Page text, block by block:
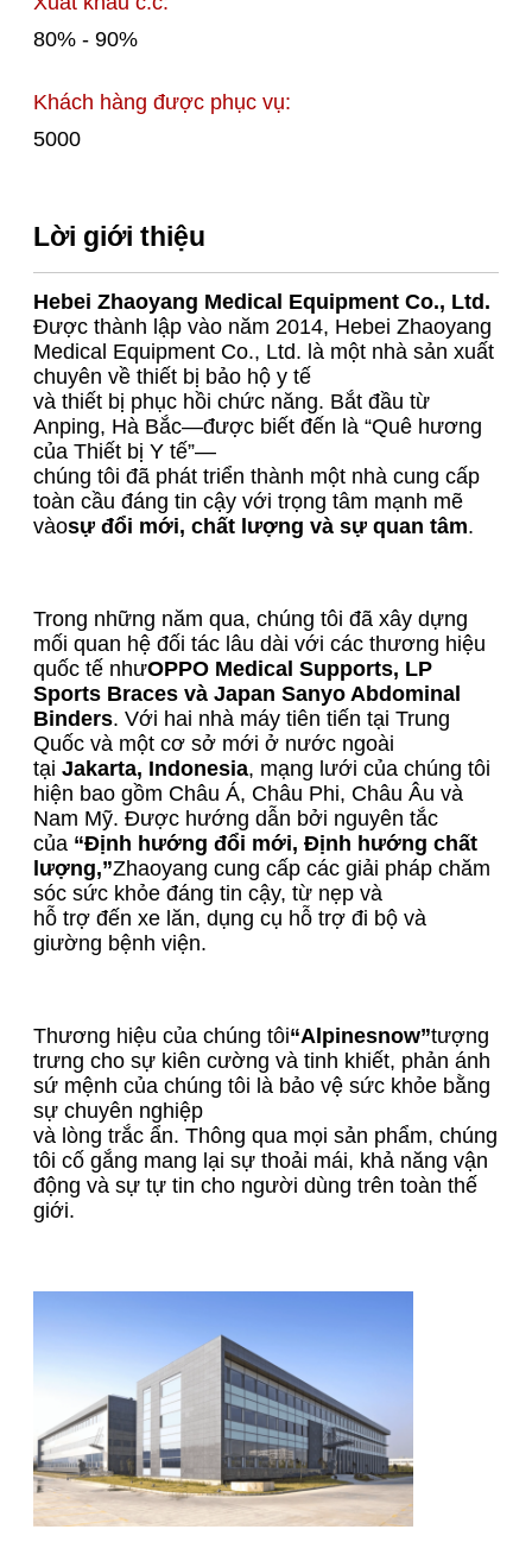
80% - 90%
Khách hàng được phục vụ:
5000
Lời giới thiệu
Hebei Zhaoyang Medical Equipment Co., Ltd.
Được thành lập vào năm 2014, Hebei Zhaoyang
Medical Equipment Co., Ltd. là một nhà sản xuất
chuyên về thiết bị bảo hộ y tế
và thiết bị phục hồi chức năng. Bắt đầu từ
Anping, Hà Bắc—được biết đến là “Quê hương
của Thiết bị Y tế”—
chúng tôi đã phát triển thành một nhà cung cấp
toàn cầu đáng tin cậy với trọng tâm mạnh mẽ
vàosự đổi mới, chất lượng và sự quan tâm.
Trong những năm qua, chúng tôi đã xây dựng
mối quan hệ đối tác lâu dài với các thương hiệu
quốc tế nhưOPPO Medical Supports, LP
Sports Braces và Japan Sanyo Abdominal
Binders. Với hai nhà máy tiên tiến tại Trung
Quốc và một cơ sở mới ở nước ngoài
tại Jakarta, Indonesia, mạng lưới của chúng tôi
hiện bao gồm Châu Á, Châu Phi, Châu Âu và
Nam Mỹ. Được hướng dẫn bởi nguyên tắc
của “Định hướng đổi mới, Định hướng chất
lượng,”Zhaoyang cung cấp các giải pháp chăm
sóc sức khỏe đáng tin cậy, từ nẹp và
hỗ trợ đến xe lăn, dụng cụ hỗ trợ đi bộ và
giường bệnh viện.
Thương hiệu của chúng tôi“Alpinesnow”tượng
trưng cho sự kiên cường và tinh khiết, phản ánh
sứ mệnh của chúng tôi là bảo vệ sức khỏe bằng
sự chuyên nghiệp
và lòng trắc ẩn. Thông qua mọi sản phẩm, chúng
tôi cố gắng mang lại sự thoải mái, khả năng vận
động và sự tự tin cho người dùng trên toàn thế
giới.